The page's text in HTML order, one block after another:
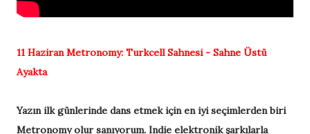
11 HaziranMetronomy: Turkcell Sahnesi - Sahne Üstü
Ayakta
Yazın ilk günlerinde dans etmek için en iyi seçimlerden biri
Metronomy olur sanıyorum. Indie elektronik şarkılarla